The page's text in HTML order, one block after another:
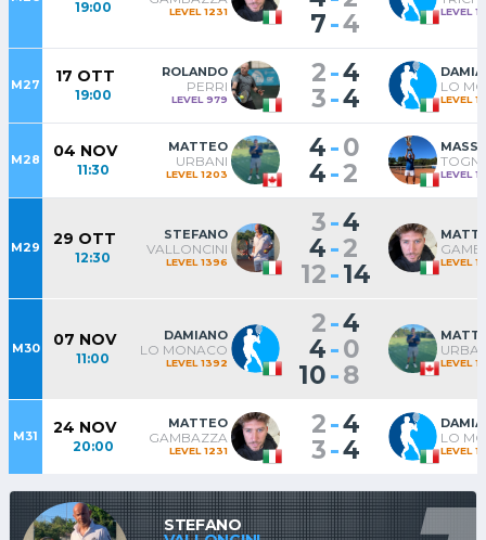
19:00 LEVEL 1231
7-4 LEVEL
M27 17 OTT
19:00
ROLANDO
PERRI
LEVEL 979
2-4
3-4 LO
LEVEL
M28 04 NOV
11:30
MATTEO
URBANI
LEVEL 1203
4-0
4-2 TOGNI
LEVEL
M29 29 OTT
12:30
STEFANO
VALLONCINI
LEVEL 1396
3-4
4-2
12-14 LEVEL
M30 07 NOV
11:00
DAMIANO
LO MONACO
LEVEL 1392
2-4
4-0
10-8 LEVEL
M31 24 NOV
20:00
MATTEO
GAMBAZZA
LEVEL 1231
2-4
3-4 LO
LEVEL
STEFANO